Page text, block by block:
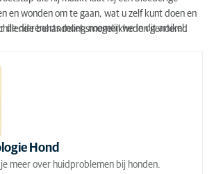
bij kat
wond kat
en wonden om te gaan, wat u zelf kunt doen en
de dierenarts moet, noemen we in dit artikel.
behandelingsmogelijkheden genoemd
Hond
je meer over huidproblemen bij honden.